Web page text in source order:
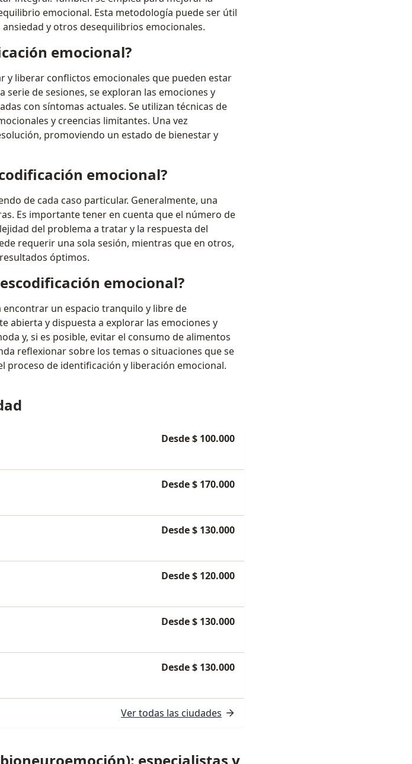
emocional. Esta metodología puede ser útil
y otros desequilibrios emocionales.
emocional?
y liberar conflictos emocionales que pueden estar
de sesiones, se exploran las emociones y
con síntomas actuales. Se utilizan técnicas de
y creencias limitantes. Una vez
promoviendo un estado de bienestar y
emocional?
de cada caso particular. Generalmente, una
Es importante tener en cuenta que el número de
del problema a tratar y la respuesta del
requerir una sola sesión, mientras que en otros,
óptimos.
emocional?
un espacio tranquilo y libre de
abierta y dispuesta a explorar las emociones y
y, si es posible, evitar el consumo de alimentos
reflexionar sobre los temas o situaciones que se
proceso de identificación y liberación emocional.
Desde $ 100.000
Desde $ 170.000
Desde $ 130.000
Desde $ 120.000
Desde $ 130.000
Desde $ 130.000
Ver todas las ciudades
especialistas y